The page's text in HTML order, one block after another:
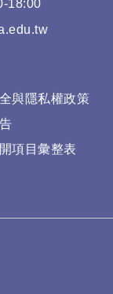
18:00
與隱私權政策
項目彙整表